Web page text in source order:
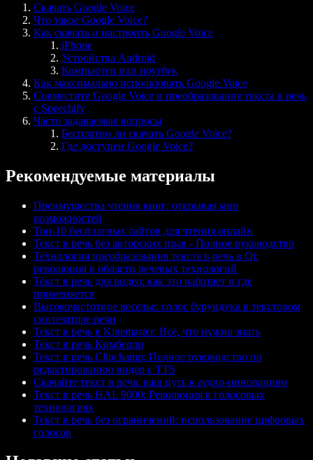
Скачать Google Voice
Что такое Google Voice?
Как скачать и настроить Google Voice
iPhone
Устройства Android
Компьютер или ноутбук
Как максимально использовать Google Voice
Совместите Google Voice и преобразование текста в речь
с Speechify
Часто задаваемые вопросы
Бесплатно ли скачать Google Voice?
Где доступен Google Voice?
Рекомендуемые материалы
Преимущества чтения книг: открывая мир
возможностей
Топ-10 бесплатных сайтов для чтения онлайн
Текст в речь без авторских прав - Полное руководство
Технология преобразования текста в речь в Qt:
революция в области речевых технологий
Текст в речь для видео: как это работает и где
применяется
Высокочастотное веселье: голос бурундука в текстовом
синтезаторе речи
Текст в речь в Kinemaster: Всё, что нужно знать
Текст в речь Кимберли
Текст в речь Clipchamp: Полное руководство по
редактированию видео с TTS
Скачайте текст в речь: ваш путь к аудио-инновациям
Текст в речь HAL 9000: Революция в голосовых
технологиях
Текст в речь без ограничений: использование цифровых
голосов